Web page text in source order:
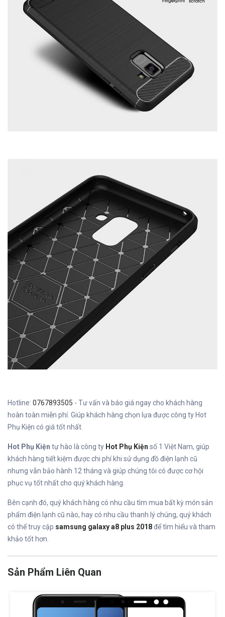
Hotline: 0767893505 - Tư vấn và báo giá ngay cho khách hàng
hoàn toàn miễn phí. Giúp khách hàng chọn lựa được công ty Hot
Phụ Kiện có giá tốt nhất.
Hot Phụ Kiện tự hào là công ty Hot Phụ Kiện số 1 Việt Nam, giúp
khách hàng tiết kiệm được chi phí khi sử dụng đồ điện lạnh cũ
nhưng vẫn bảo hành 12 tháng và giúp chúng tôi có được cơ hội
phục vụ tốt nhất cho quý khách hàng.
Bên cạnh đó, quý khách hàng có nhu cầu tìm mua bất kỳ món sản
phẩm điện lạnh cũ nào, hay có nhu cầu thanh lý chúng, quý khách
có thể truy cập samsung galaxy a8 plus 2018để tìm hiểu và tham
khảo tốt hơn.
Sản Phẩm Liên Quan